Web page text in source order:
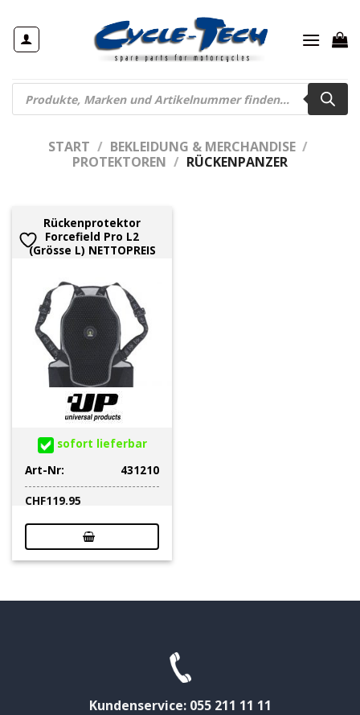
Inhalt
springen
Products
search
START / BEKLEIDUNG & MERCHANDISE /
PROTEKTOREN / RÜCKENPANZER
Rückenprotektor
Forcefield Pro L2
(Grösse L) NETTOPREIS
sofort lieferbar
Art-Nr:
431210
CHF119.95
Kundenservice: 055 211 11 11